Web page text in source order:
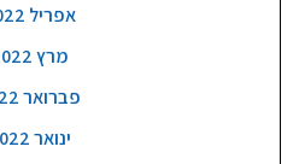
אפריל 2022
מרץ 2022
פברואר 2022
ינואר 2022